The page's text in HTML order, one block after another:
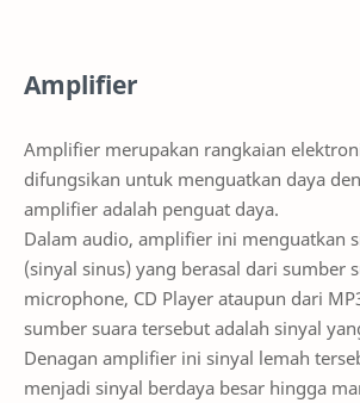
Amplifier
Amplifier merupakan rangkaian
difungsikan untuk menguatkan daya
amplifier adalah penguat daya.
Dalam audio, amplifier ini menguatkan
(sinyal sinus) yang berasal dari sumber
microphone, CD Player ataupun dari
sumber suara tersebut adalah sinyal
Denagan amplifier ini sinyal lemah
menjadi sinyal berdaya besar hingga